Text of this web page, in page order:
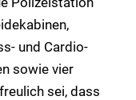
und Cardio-
sowie vier
sei, dass